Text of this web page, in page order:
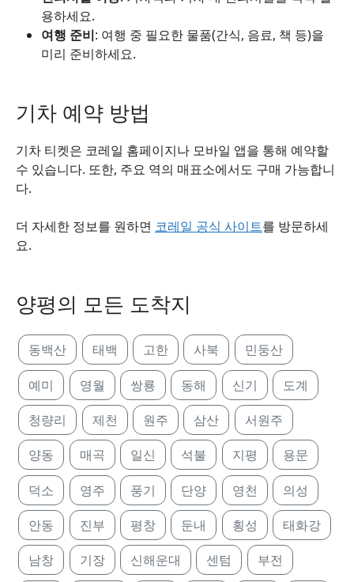
용하세요.
여행 준비: 여행 중 필요한 물품(간식, 음료, 책 등)을
미리 준비하세요.
기차 예약 방법
기차 티켓은 코레일 홈페이지나 모바일 앱을 통해 예약할
수 있습니다. 또한, 주요 역의 매표소에서도 구매 가능합니
다.
더 자세한 정보를 원하면 코레일 공식 사이트를 방문하세
요.
양평의 모든 도착지
동백산 태백 고한 사북 민둥산
예미 영월 쌍룡 동해 신기 도계
청량리 제천 원주 삼산 서원주
양동 매곡 일신 석불 지평 용문
덕소 영주 풍기 단양 영천 의성
안동 진부 평창 둔내 횡성 태화강
남창 기장 신해운대 센텀 부전